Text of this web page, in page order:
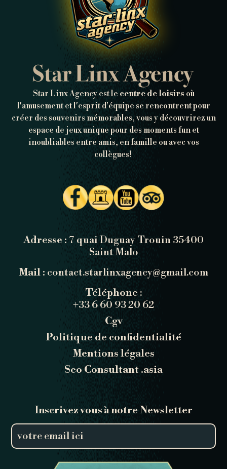
Star Linx Agency est le centre de loisirs où
l'amusement et l'esprit d'équipe se rencontrent pour
créer des souvenirs mémorables, vous y découvrirez un
espace de jeux unique pour des moments fun et
inoubliables entre amis, en famille ou avec vos
collègues!
Adresse : 7 quai Duguay Trouin 35400
Saint Malo
Mail : contact.starlinxagency@gmail.com
Téléphone :
+33 6 60 93 20 62
Cgv
Politique de confidentialité
Mentions légales
Seo Consultant .asia
Inscrivez vous à notre Newsletter